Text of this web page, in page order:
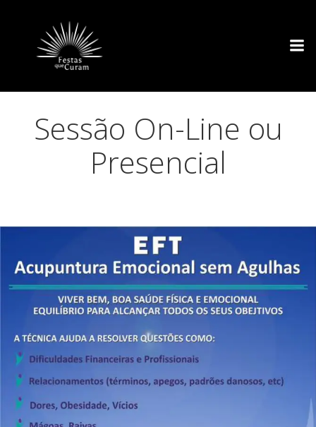
Sessão On-Line ou
Presencial